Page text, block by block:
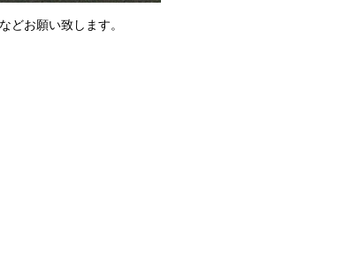
お願い致します。